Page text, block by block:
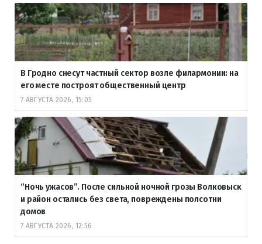
В Гродно снесут частный сектор возле филармонии: на
его месте построят общественный центр
7 АВГУСТА 2026, 15:05
“Ночь ужасов”. После сильной ночной грозы Волковыск
и район остались без света, повреждены полсотни
домов
7 АВГУСТА 2026, 12:56